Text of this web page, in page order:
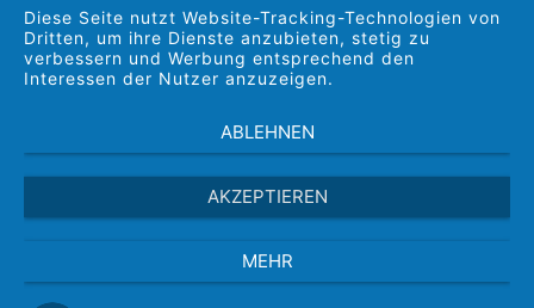
Diese Seite nutzt Website-Tracking-Technologien von
Dritten, um ihre Dienste anzubieten, stetig zu
verbessern und Werbung entsprechend den
Interessen der Nutzer anzuzeigen.
ABLEHNEN
AKZEPTIEREN
MEHR